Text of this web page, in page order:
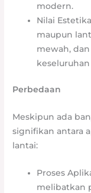
modern.
Nilai
maupun
mewah,
Perbedaan
Meskipun ada
signifikan antara
lantai:
Proses
melibatkan